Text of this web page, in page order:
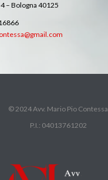
– Bologna 40125
© 2024 Avv. Mario Pio Contessa
P.I.: 04013761202